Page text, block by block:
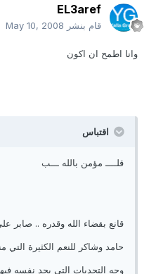
EL3aref
قام بنشر May 10, 2008
وانا اطمح ان اكون
اقتباس
قلــــ مؤمن بالله ـــب
قانع بقضاء الله وقدره .. صابر على
حامد وشاكر للنعم الكثيرة التي
وجه التحديات التي يجد نفسه